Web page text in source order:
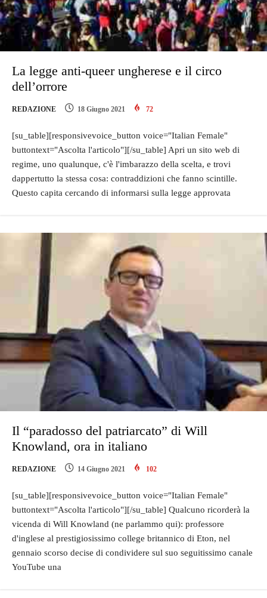
La legge anti-queer ungherese e il circo
dell’orrore
REDAZIONE 18 Giugno 2021 72
[su_table][responsivevoice_button voice="Italian Female"
buttontext="Ascolta l'articolo"][/su_table] Apri un sito web di
regime, uno qualunque, c'è l'imbarazzo della scelta, e trovi
dappertutto la stessa cosa: contraddizioni che fanno scintille.
Questo capita cercando di informarsi sulla legge approvata
Il “paradosso del patriarcato” di Will
Knowland, ora in italiano
REDAZIONE 14 Giugno 2021 102
[su_table][responsivevoice_button voice="Italian Female"
buttontext="Ascolta l'articolo"][/su_table] Qualcuno ricorderà la
vicenda di Will Knowland (ne parlammo qui): professore
d'inglese al prestigiosissimo college britannico di Eton, nel
gennaio scorso decise di condividere sul suo seguitissimo canale
YouTube una